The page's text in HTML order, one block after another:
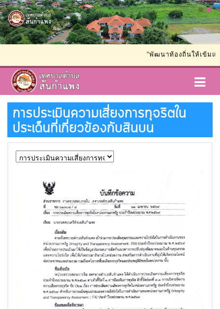
“พัฒนาท้องถิ่นให้เข้มแข็
การประเมินความเสี่ยงการทุจริตใน
ประเด็นที่เกี่ยวข้องกับสินบน